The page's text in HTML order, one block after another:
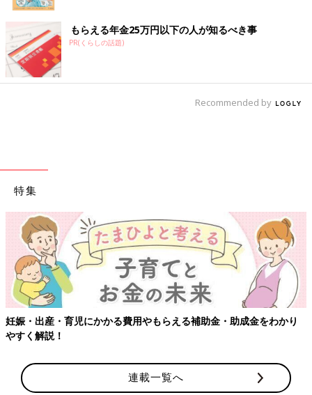
もらえる年金25万円以下の人が知るべき事
PR(くらしの話題)
Recommended by
特集
妊娠・出産・育児にかかる費用やもらえる補助金・助成金をわかり
やすく解説！
連載一覧へ